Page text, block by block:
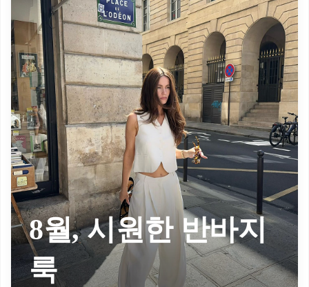
8월, 시원한 반바지
룩